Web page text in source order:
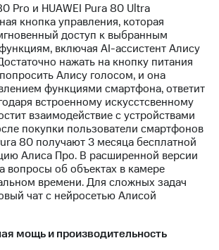
Pro и HUAWEI Pura 80 Ultra
кнопка управления, которая
доступ к выбранным
включая AI-ассистент Алису
нажать на кнопку питания
Алису голосом, и она
функциями смартфона, ответит
встроенному искусстсвенному
взаимодействие с устройствами
покупки пользователи смартфонов
80 получают 3 месяца бесплатной
Алиса Про. В расширенной версии
вопросы об объектах в камере
времени. Для сложных задач
чат с нейросетью Алисой
мощь и производительность